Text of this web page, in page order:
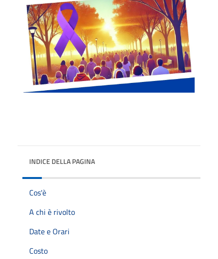
INDICE DELLA PAGINA
Cos'è
A chi è rivolto
Date e Orari
Costo